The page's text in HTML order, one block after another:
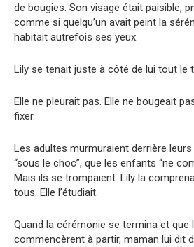
de bougies. Son visage était paisible,
comme si quelqu’un avait peint la
habitait autrefois ses yeux.
Lily se tenait juste à côté de lui tout le
Elle ne pleurait pas. Elle ne bougeait
fixer.
Les adultes murmuraient derrière leurs
“sous le choc”, que les enfants “ne
Mais ils se trompaient. Lily la
tous. Elle l’étudiait.
Quand la cérémonie se termina et que
commencèrent à partir, maman lui dit